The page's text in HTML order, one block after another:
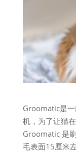
Groomatic是
机，为了让猫
Groomatic 是
毛表面15厘米